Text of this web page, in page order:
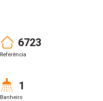
6723
Referência
1
Banheiro